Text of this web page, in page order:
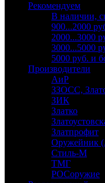
Рекомендуем
В наличии,
900...2000
2000...3000
3000...5000
5000 руб. и
Производители
АиР
ЗЗОСС,
ЗИК
Златко
Златпрофит
Оружейник
Стиль-М
ТМГ
РОСоружие